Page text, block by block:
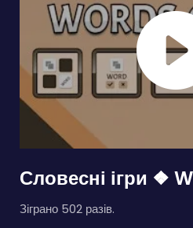
Словесні ігри ❖
Зіграно 502 разів.